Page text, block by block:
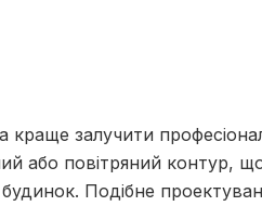
краще залучити
або повітряний контур,
будинок. Подібне